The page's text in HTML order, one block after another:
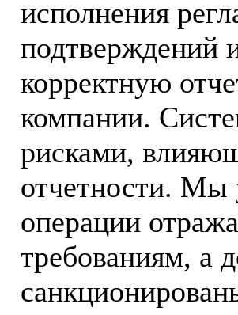
исполнения
подтверждений
корректную
компании.
рисками,
отчетности. Мы
операции
требованиям, а